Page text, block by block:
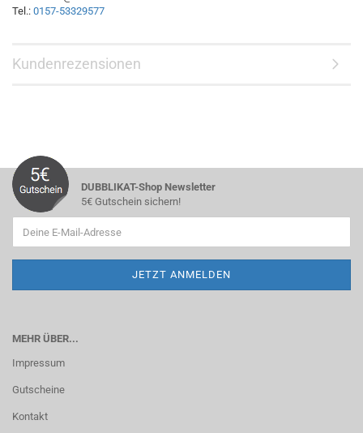
Tel.: 0157-53329577
Kundenrezensionen
DUBBLIKAT-Shop Newsletter
5€ Gutschein sichern!
MEHR ÜBER...
Impressum
Gutscheine
Kontakt